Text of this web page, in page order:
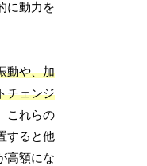
に動力を
動や、加
チェンジ
これらの
すると他
高額にな